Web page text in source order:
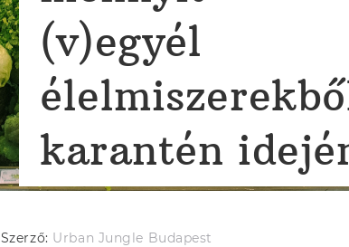
(v)egyél
karantén
Szerző: Urban Jungle Budapest